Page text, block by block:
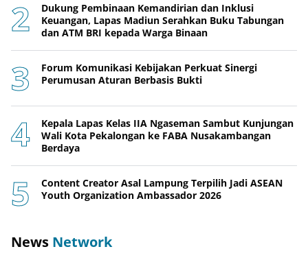
Dukung Pembinaan Kemandirian dan Inklusi
Keuangan, Lapas Madiun Serahkan Buku Tabungan
dan ATM BRI kepada Warga Binaan
Forum Komunikasi Kebijakan Perkuat Sinergi
Perumusan Aturan Berbasis Bukti
Kepala Lapas Kelas IIA Ngaseman Sambut Kunjungan
Wali Kota Pekalongan ke FABA Nusakambangan
Berdaya
Content Creator Asal Lampung Terpilih Jadi ASEAN
Youth Organization Ambassador 2026
News Network